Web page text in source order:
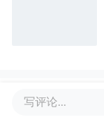
评论区
写评论...